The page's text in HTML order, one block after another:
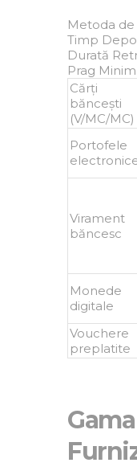
Metoda de
Timp
Durată
Prag Minim
Cărți
băncești
(V/MC/MC)
Portofele
Virament
băncesc
Monede
digitale
Vouchere
preplatite